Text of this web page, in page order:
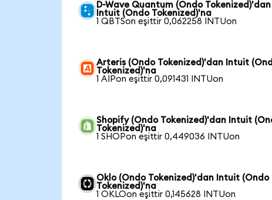
D-Wave Quantum (Ondo Tokenized)'dan
Intuit (Ondo Tokenized)'na
1 QBTSon eşittir 0,062258 INTUon
Arteris (Ondo Tokenized)'dan Intuit
Tokenized)'na
1 AIPon eşittir 0,091431 INTUon
Shopify (Ondo Tokenized)'dan Intuit
Tokenized)'na
1 SHOPon eşittir 0,449036 INTUon
Oklo (Ondo Tokenized)'dan Intuit (Ondo
Tokenized)'na
1 OKLOon eşittir 0,145628 INTUon